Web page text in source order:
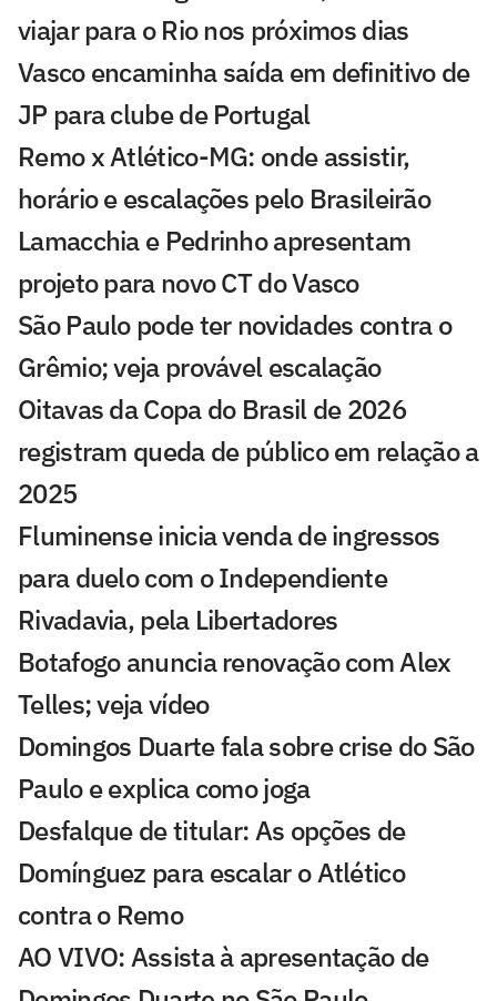
viajar para o Rio nos próximos dias
Vasco encaminha saída em definitivo de
JP para clube de Portugal
Remo x Atlético-MG: onde assistir,
horário e escalações pelo Brasileirão
Lamacchia e Pedrinho apresentam
projeto para novo CT do Vasco
São Paulo pode ter novidades contra o
Grêmio; veja provável escalação
Oitavas da Copa do Brasil de 2026
registram queda de público em relação a
2025
Fluminense inicia venda de ingressos
para duelo com o Independiente
Rivadavia, pela Libertadores
Botafogo anuncia renovação com Alex
Telles; veja vídeo
Domingos Duarte fala sobre crise do São
Paulo e explica como joga
Desfalque de titular: As opções de
Domínguez para escalar o Atlético
contra o Remo
AO VIVO: Assista à apresentação de